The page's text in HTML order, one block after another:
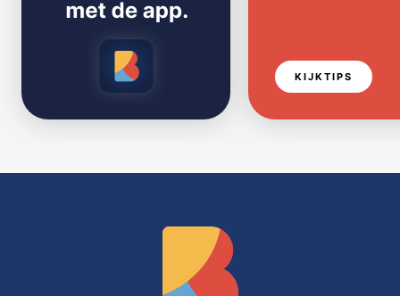
KIJKTIPS